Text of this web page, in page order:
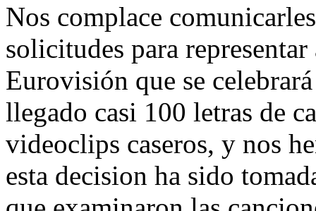
Nos complace
solicitudes para
Eurovisión que se
llegado casi 100 letras de
videoclips caseros, y nos
esta decision ha sido